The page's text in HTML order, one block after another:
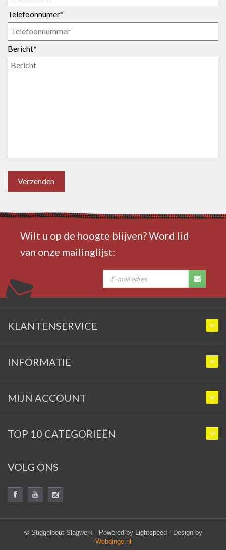
Telefoonnumer*
Bericht*
Verzenden
Wilt u op de hoogte blijven? Word lid
van onze mailinglijst:
KLANTENSERVICE
INFORMATIE
MIJN ACCOUNT
TOP 10 CATEGORIEËN
VOLG ONS
© Stiggelbout Slagwerk - Powered by Lightspeed- Design by
Webdinge.nl